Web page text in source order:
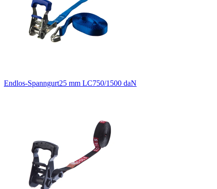
Endlos-Spanngurt25 mm LC750/1500 daN